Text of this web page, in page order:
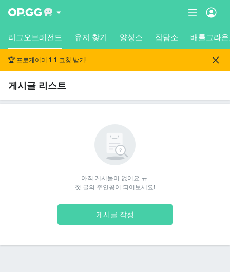
리그오브레전드 유저 찾기 양성소 잡담소 배틀그라
🏆 프로게이머 1:1 코칭 받기!
게시글 리스트
아직 게시물이 없어요 ㅠ
첫 글의 주인공이 되어보세요!
게시글 작성